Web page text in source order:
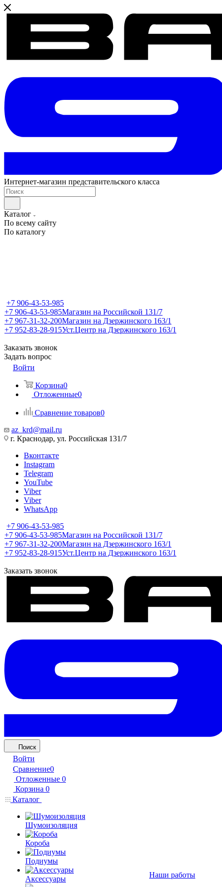
Интернет-магазин представительского класса
Каталог
По всему сайту
По каталогу
+7 906-43-53-985
+7 906-43-53-985Магазин на Российской 131/7
+7 967-31-32-200Магазин на Дзержинского 163/1
+7 952-83-28-915Уст.Центр на Дзержинского 163/1
Заказать звонок
Задать вопрос
Войти
Корзина0
Отложенные0
Сравнение товаров0
az_krd@mail.ru
г. Краснодар, ул. Российская 131/7
Вконтакте
Instagram
Telegram
YouTube
Viber
Viber
WhatsApp
+7 906-43-53-985
+7 906-43-53-985Магазин на Российской 131/7
+7 967-31-32-200Магазин на Дзержинского 163/1
+7 952-83-28-915Уст.Центр на Дзержинского 163/1
Заказать звонок
Поиск
Войти
Сравнение0
Отложенные 0
Корзина 0
Каталог
Шумоизоляция
Короба
Подиумы
Аксессуары
Наши работы